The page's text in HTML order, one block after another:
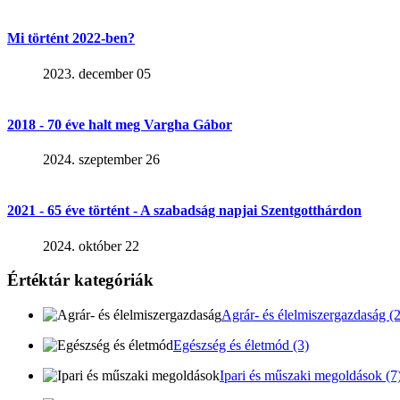
Mi történt 2022-ben?
2023. december 05
2018 - 70 éve halt meg Vargha Gábor
2024. szeptember 26
2021 - 65 éve történt - A szabadság napjai Szentgotthárdon
2024. október 22
Értéktár kategóriák
Agrár- és élelmiszergazdaság
Egészség és életmód (3)
Ipari és műszaki megoldások